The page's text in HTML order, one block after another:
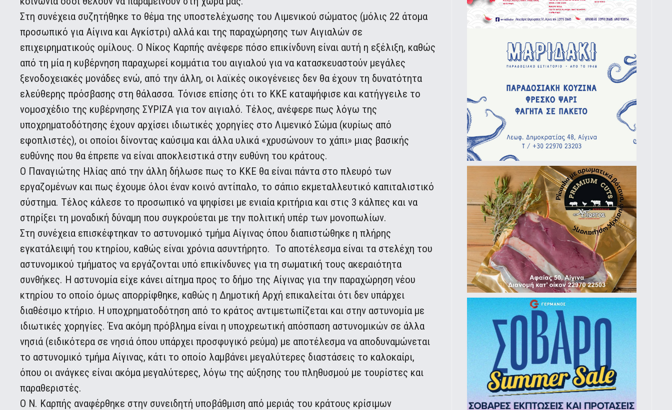
Στη συνέχεια συζητήθηκε το θέμα της υποστελέχωσης του Λιμενικού σώματος (μόλις 22 άτομα
προσωπικό για Αίγινα και Αγκίστρι) αλλά και της παραχώρησης των Αιγιαλών σε
επιχειρηματικούς ομίλους. Ο Νίκος Καρπής ανέφερε πόσο επικίνδυνη είναι αυτή η εξέλιξη, καθώς
από τη μία η κυβέρνηση παραχωρεί κομμάτια του αιγιαλού για να κατασκευαστούν μεγάλες
ξενοδοχειακές μονάδες ενώ, από την άλλη, οι λαϊκές οικογένειες δεν θα έχουν τη δυνατότητα
ελεύθερης πρόσβασης στη θάλασσα. Τόνισε επίσης ότι το ΚΚΕ καταψήφισε και κατήγγειλε το
νομοσχέδιο της κυβέρνησης ΣΥΡΙΖΑ για τον αιγιαλό. Τέλος, ανέφερε πως λόγω της
υποχρηματοδότησης έχουν αρχίσει ιδιωτικές χορηγίες στο Λιμενικό Σώμα (κυρίως από
εφοπλιστές), οι οποίοι δίνοντας καύσιμα και άλλα υλικά «χρυσώνουν το χάπι» μιας βασικής
ευθύνης που θα έπρεπε να είναι αποκλειστικά στην ευθύνη του κράτους.
Ο Παναγιώτης Ηλίας από την άλλη δήλωσε πως το ΚΚΕ θα είναι πάντα στο πλευρό των
εργαζομένων και πως έχουμε όλοι έναν κοινό αντίπαλο, το σάπιο εκμεταλλευτικό καπιταλιστικό
σύστημα. Τέλος κάλεσε το προσωπικό να ψηφίσει με ενιαία κριτήρια και στις 3 κάλπες και να
στηρίξει τη μοναδική δύναμη που συγκρούεται με την πολιτική υπέρ των μονοπωλίων.
Στη συνέχεια επισκέφτηκαν το αστυνομικό τμήμα Αίγινας όπου διαπιστώθηκε η πλήρης
εγκατάλειψή του κτηρίου, καθώς είναι χρόνια ασυντήρητο. Το αποτέλεσμα είναι τα στελέχη του
αστυνομικού τμήματος να εργάζονται υπό επικίνδυνες για τη σωματική τους ακεραιότητα
συνθήκες. Η αστυνομία είχε κάνει αίτημα προς το δήμο της Αίγινας για την παραχώρηση νέου
κτηρίου το οποίο όμως απορρίφθηκε, καθώς η Δημοτική Αρχή επικαλείται ότι δεν υπάρχει
διαθέσιμο κτήριο. Η υποχρηματοδότηση από το κράτος αντιμετωπίζεται και στην αστυνομία με
ιδιωτικές χορηγίες. Ένα ακόμη πρόβλημα είναι η υποχρεωτική απόσπαση αστυνομικών σε άλλα
νησιά (ειδικότερα σε νησιά όπου υπάρχει προσφυγικό ρεύμα) με αποτέλεσμα να αποδυναμώνεται
το αστυνομικό τμήμα Αίγινας, κάτι το οποίο λαμβάνει μεγαλύτερες διαστάσεις το καλοκαίρι,
όπου οι ανάγκες είναι ακόμα μεγαλύτερες, λόγω της αύξησης του πληθυσμού με τουρίστες και
παραθεριστές.
Ο Ν. Καρπής αναφέρθηκε στην συνειδητή υποβάθμιση από μεριάς του κράτους κρίσιμων